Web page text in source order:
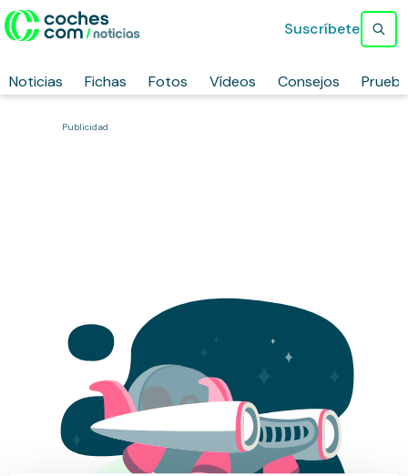
Noticias Fichas Fotos Vídeos Consejos
Suscríbete
Publicidad